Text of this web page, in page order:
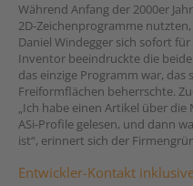
Während Anfang der 2000er
2D-Zeichenprogramme
Daniel Windegger sich sofort
Inventor beeindruckte die
das einzige Programm war, das
Freiformflächen beherrschte.
„Ich habe einen Artikel über
ASi-Profile gelesen, und dann
ist“, erinnert sich der
Entwickler-Kontakt